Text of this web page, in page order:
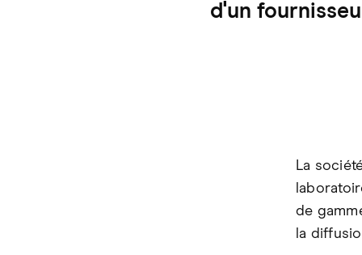
d'un
La
de
la